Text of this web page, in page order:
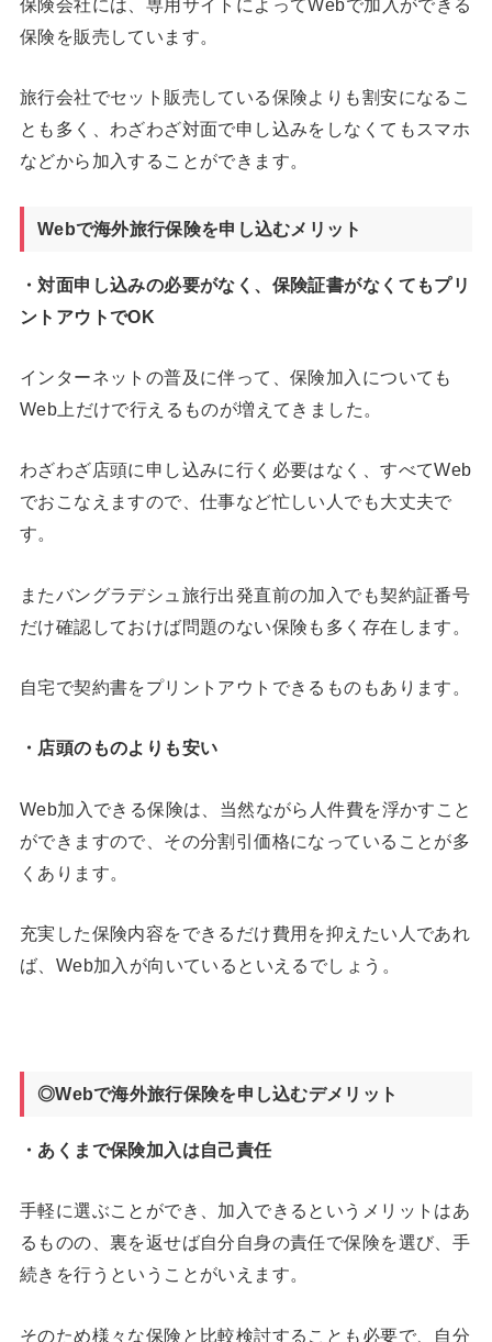
保険会社には、専用サイトによってWebで加入ができる
保険を販売しています。
旅行会社でセット販売している保険よりも割安になるこ
とも多く、わざわざ対面で申し込みをしなくてもスマホ
などから加入することができます。
Webで海外旅行保険を申し込むメリット
・対面申し込みの必要がなく、保険証書がなくてもプリ
ントアウトでOK
インターネットの普及に伴って、保険加入についても
Web上だけで行えるものが増えてきました。
わざわざ店頭に申し込みに行く必要はなく、すべてWeb
でおこなえますので、仕事など忙しい人でも大丈夫で
す。
またバングラデシュ旅行出発直前の加入でも契約証番号
だけ確認しておけば問題のない保険も多く存在します。
自宅で契約書をプリントアウトできるものもあります。
・店頭のものよりも安い
Web加入できる保険は、当然ながら人件費を浮かすこと
ができますので、その分割引価格になっていることが多
くあります。
充実した保険内容をできるだけ費用を抑えたい人であれ
ば、Web加入が向いているといえるでしょう。
◎Webで海外旅行保険を申し込むデメリット
・あくまで保険加入は自己責任
手軽に選ぶことができ、加入できるというメリットはあ
るものの、裏を返せば自分自身の責任で保険を選び、手
続きを行うということがいえます。
そのため様々な保険と比較検討することも必要で、自分